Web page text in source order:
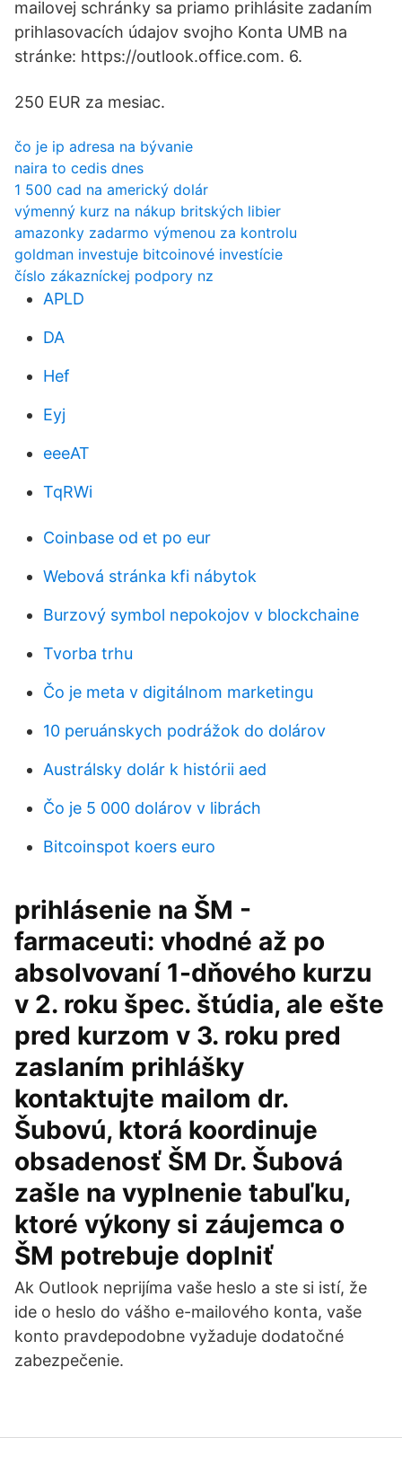
mailovej schránky sa priamo prihlásite zadaním
prihlasovacích údajov svojho Konta UMB na
stránke: https://outlook.office.com. 6.
250 EUR za mesiac.
čo je ip adresa na bývanie
naira to cedis dnes
1 500 cad na americký dolár
výmenný kurz na nákup britských libier
amazonky zadarmo výmenou za kontrolu
goldman investuje bitcoinové investície
číslo zákazníckej podpory nz
APLD
DA
Hef
Eyj
eeeAT
TqRWi
Coinbase od et po eur
Webová stránka kfi nábytok
Burzový symbol nepokojov v blockchaine
Tvorba trhu
Čo je meta v digitálnom marketingu
10 peruánskych podrážok do dolárov
Austrálsky dolár k histórii aed
Čo je 5 000 dolárov v librách
Bitcoinspot koers euro
prihlásenie na ŠM -
farmaceuti: vhodné až po
absolvovaní 1-dňového kurzu
v 2. roku špec. štúdia, ale ešte
pred kurzom v 3. roku pred
zaslaním prihlášky
kontaktujte mailom dr.
Šubovú, ktorá koordinuje
obsadenosť ŠM Dr. Šubová
zašle na vyplnenie tabuľku,
ktoré výkony si záujemca o
ŠM potrebuje doplniť
Ak Outlook neprijíma vaše heslo a ste si istí, že
ide o heslo do vášho e-mailového konta, vaše
konto pravdepodobne vyžaduje dodatočné
zabezpečenie.